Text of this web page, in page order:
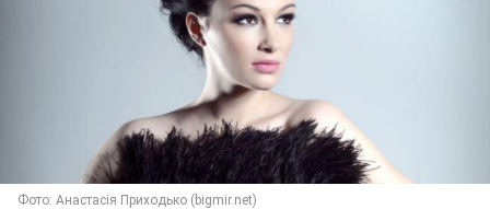
Фото: Анастасія Приходько (bigmir.net)